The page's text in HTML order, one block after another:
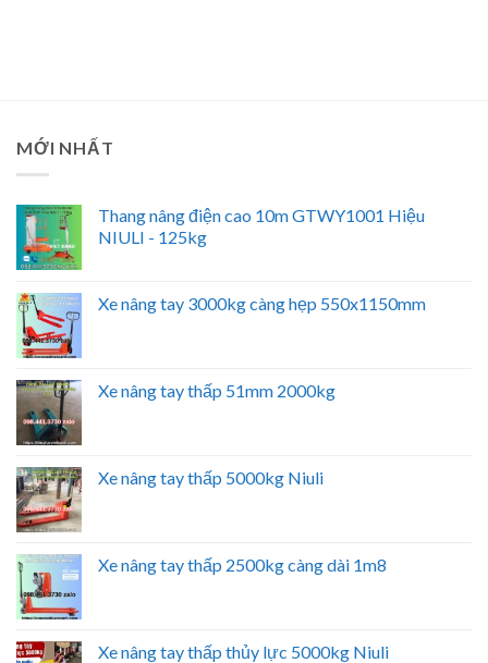
MỚI NHẤT
Thang nâng điện cao 10m GTWY1001 Hiệu
NIULI - 125kg
Xe nâng tay 3000kg càng hẹp 550x1150mm
Xe nâng tay thấp 51mm 2000kg
Xe nâng tay thấp 5000kg Niuli
Xe nâng tay thấp 2500kg càng dài 1m8
Xe nâng tay thấp thủy lực 5000kg Niuli